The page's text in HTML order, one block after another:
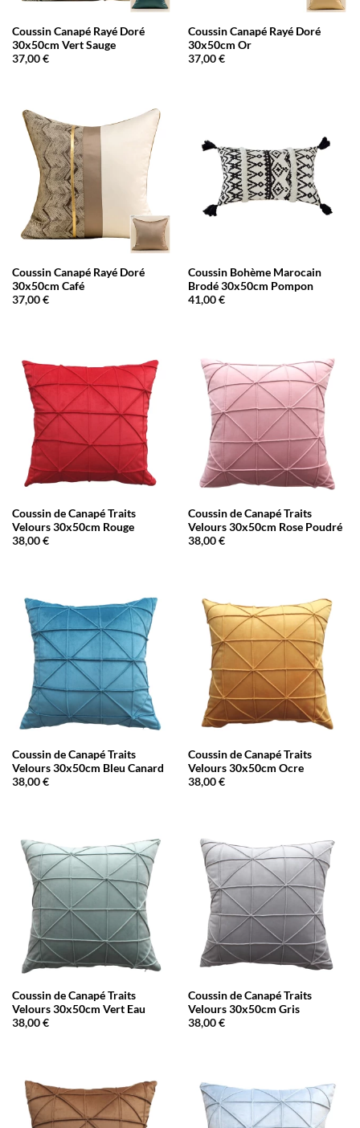
Coussin Canapé Rayé Doré
30x50cm Vert Sauge
37,00€
Coussin Canapé Rayé Doré
30x50cm Or
37,00€
Coussin Canapé Rayé Doré
30x50cm Café
37,00€
Coussin Bohème Marocain
Brodé 30x50cm Pompon
41,00€
Coussin de Canapé Traits
Velours 30x50cm Rouge
38,00€
Coussin de Canapé Traits
Velours 30x50cm Rose Poudré
38,00€
Coussin de Canapé Traits
Velours 30x50cm Bleu Canard
38,00€
Coussin de Canapé Traits
Velours 30x50cm Ocre
38,00€
Coussin de Canapé Traits
Velours 30x50cm Vert Eau
38,00€
Coussin de Canapé Traits
Velours 30x50cm Gris
38,00€